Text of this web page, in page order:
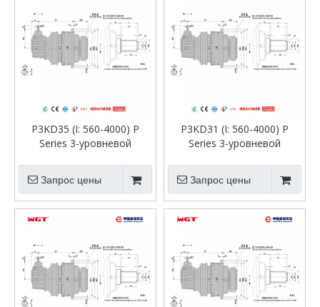
P3KD35 (I: 560-4000) P
Series 3-уровневой
зубные зубов с прямой ось
Запрос цены
P3KD31 (I: 560-4000) P
Series 3-уровневой
Запрос цены